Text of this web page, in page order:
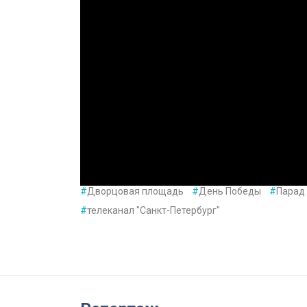
#Дворцовая площадь #День Победы #
#телеканал "Санкт-Петербург"